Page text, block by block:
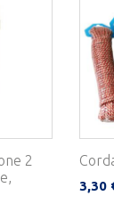
2
3,30